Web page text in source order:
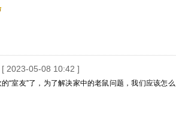
[ 2023-05-08 10:42 ]
“室友”了，为了解决家中的老鼠问题，我们应该怎么